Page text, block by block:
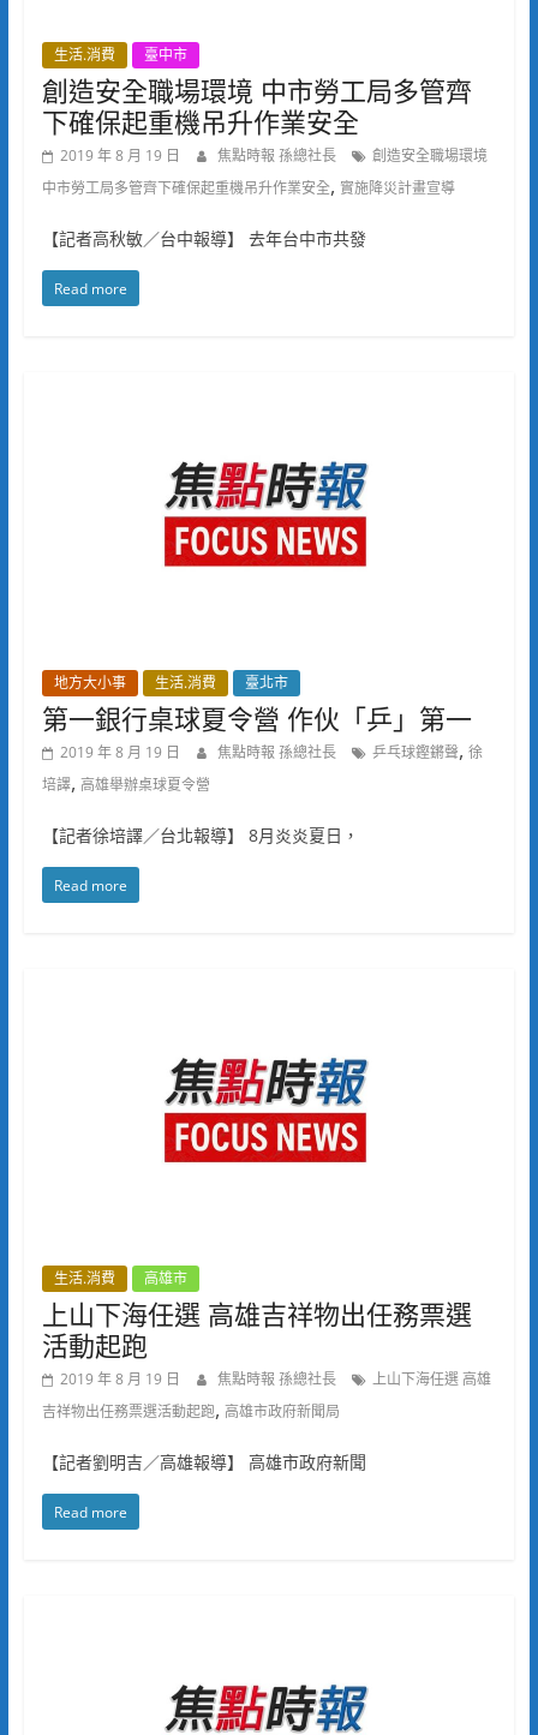
生活.消費 臺中市
創造安全職場環境 中市勞工局多管齊
下確保起重機吊升作業安全
2019 年 8 月 19 日 焦點時報 孫總社長
創造安全職場環境
中市勞工局多管齊下確保起重機吊升作業安全, 實施降災計畫宣導
【記者高秋敏／台中報導】 去年台中市共發
Read more
地方大小事 生活.消費 臺北市
第一銀行桌球夏令營 作伙「乒」第一
2019 年 8 月 19 日 焦點時報 孫總社長 乒乓球鏗鏘聲, 徐
培譯, 高雄舉辦桌球夏令營
【記者徐培譯／台北報導】 8月炎炎夏日，
Read more
生活.消費 高雄市
上山下海任選 高雄吉祥物出任務票選
活動起跑
2019 年 8 月 19 日 焦點時報 孫總社長
上山下海任選 高雄
吉祥物出任務票選活動起跑, 高雄市政府新聞局
【記者劉明吉／高雄報導】 高雄市政府新聞
Read more